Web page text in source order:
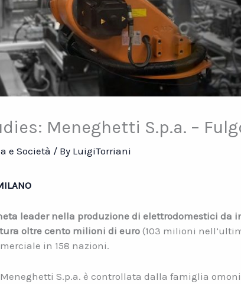
Meneghetti S.p.a. –
e Società / By LuigiTorriani
leader nella produzione di elettrodomestici da
oltre cento milioni di euro (103 milioni
in 158 nazioni.
S.p.a. è controllata dalla famiglia